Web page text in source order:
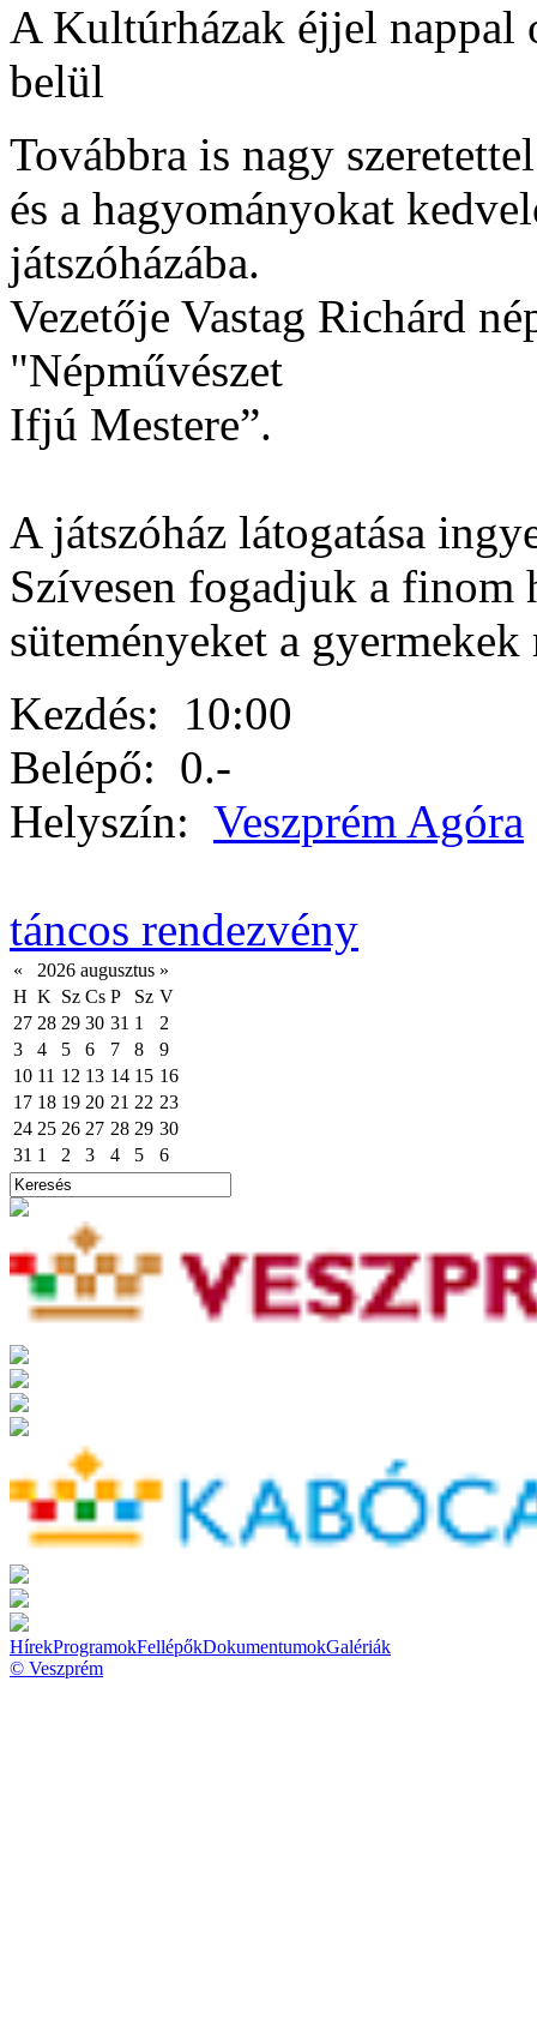
A Kultúrházak éjjel nappal
belül
Továbbra is nagy
és a hagyományokat
játszóházába.
Vezetője Vastag Richárd
"Népművészet
Ifjú Mestere”.
A játszóház látogatása
Szívesen fogadjuk a finom
süteményeket a gyermekek
Kezdés: 10:00
Belépő: 0.-
Helyszín: Veszprém Agóra
táncos rendezvény
« 2026 augusztus »
H K Sz Cs P Sz V
27 28 29 30 31 1
2
3
4 5 6 7 8
9
10 11 12 13 14 15 16
17 18 19 20 21 22 23
24 25 26 27 28 29 30
31 1 2 3 4 5 6
HírekProgramokFellépőkDokumentumokGalériák
© Veszprém